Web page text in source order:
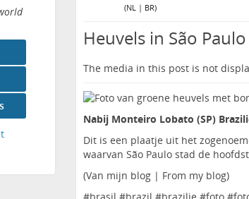
(NL | BR)
Heuvels in São
The media in this post is not
Nabij Monteiro Lobato (SP)
Dit is een plaatje uit het
waarvan São Paulo stad de
(Van mijn blog | From my blog)